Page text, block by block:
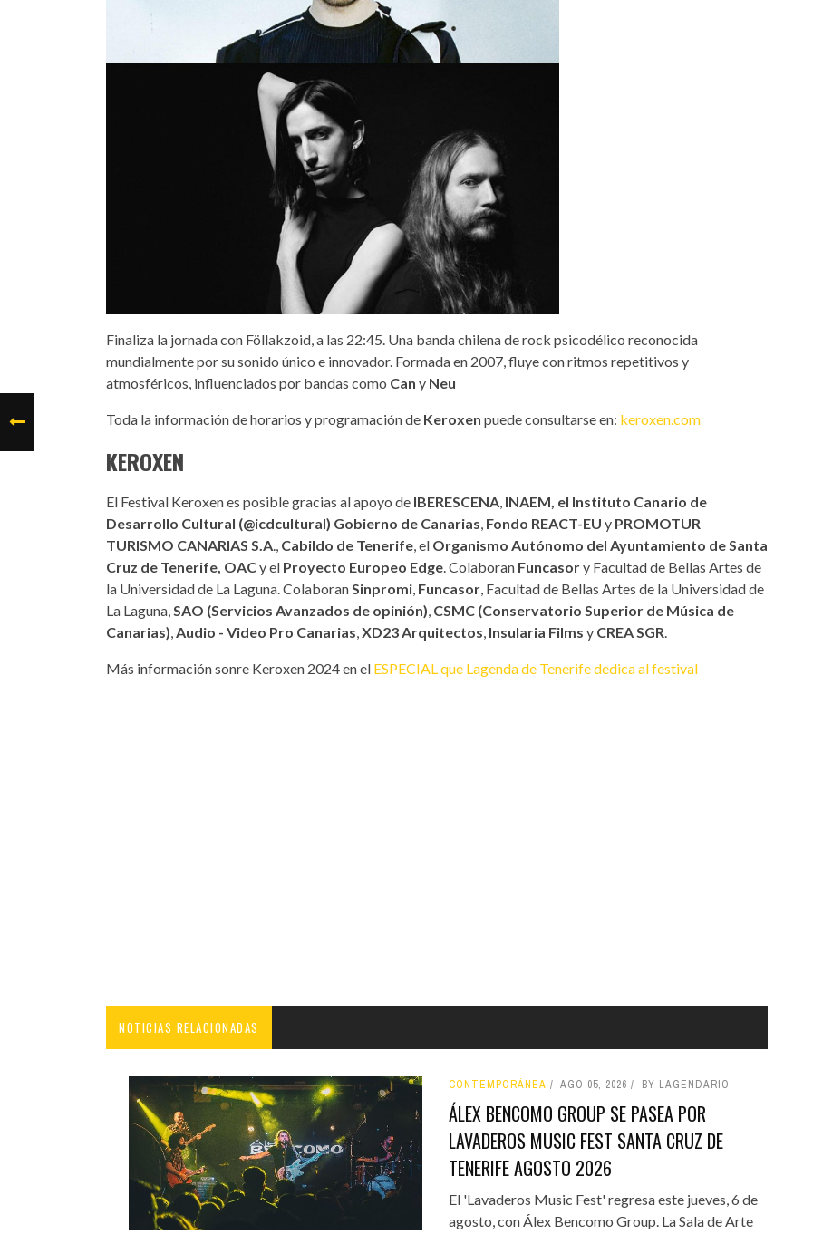
Finaliza la jornada con Föllakzoid, a las 22:45. Una banda chilena de rock psicodélico reconocida
mundialmente por su sonido único e innovador. Formada en 2007, fluye con ritmos repetitivos y
atmosféricos, influenciados por bandas como Can y Neu
Toda la información de horarios y programación de Keroxen puede consultarse en: keroxen.com
KEROXEN
El Festival Keroxen es posible gracias al apoyo de IBERESCENA INAEM, el Instituto Canario de
Desarrollo Cultural (@icdcultural) Gobierno de Canarias Fondo REACT-EU y PROMOTUR
TURISMO CANARIAS S.A Cabildo de Tenerife , el Organismo Autónomo del Ayuntamiento de Santa
Cruz de Tenerife, OACy el Proyecto Europeo Edge . Colaboran Funcasory Facultad de Bellas Artes de
la Universidad de La Laguna. Colaboran Sinpromi Funcasor , Facultad de Bellas Artes de la Universidad de
La Laguna, SAO (Servicios Avanzados de opinión) CSMC (Conservatorio Superior de Música de
Canarias) Audio - Video Pro Canarias XD23 Arquitectos Insularia Films y CREA SGR
Más información sonre Keroxen 2024 en el ESPECIAL que Lagenda de Tenerife dedica al festival
NOTICIAS RELACIONADAS
CONTEMPORÁNEA AGO 05, 2026 BY LAGENDARIO
ÁLEX BENCOMO GROUP SE PASEA POR
LAVADEROS MUSIC FEST SANTA CRUZ DE
TENERIFE AGOSTO 2026
El 'Lavaderos Music Fest' regresa este jueves, 6 de
agosto, con Álex Bencomo Group. La Sala de Arte